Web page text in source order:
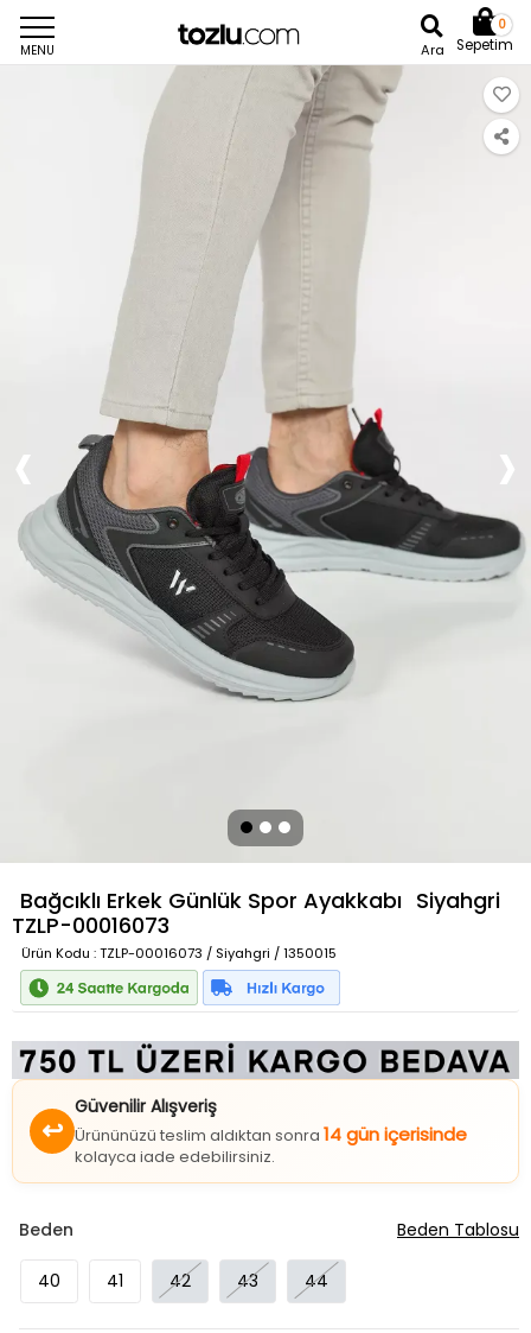
MENU Ara
0
Sepetim
Bağcıklı Erkek Günlük Spor Ayakkabı Siyahgri
TZLP-00016073
Ürün Kodu : TZLP-00016073 / Siyahgri / 1350015
↩
Güvenilir Alışveriş
Ürününüzü teslim aldıktan sonra 14 gün içerisinde
kolayca iade edebilirsiniz.
Beden
40 41 42 43 44
Beden Tablosu